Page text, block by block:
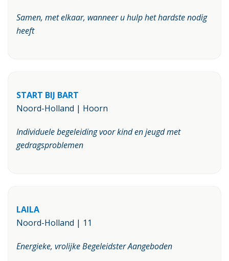
Samen, met elkaar, wanneer u hulp het hardste nodig
heeft
START BIJ BART
Noord-Holland | Hoorn
Individuele begeleiding voor kind en jeugd met
gedragsproblemen
LAILA
Noord-Holland | 11
Energieke, vrolijke Begeleidster Aangeboden